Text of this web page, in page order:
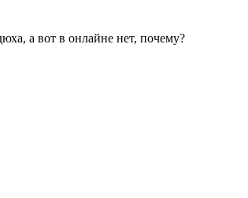
а вот в онлайне нет, почему?